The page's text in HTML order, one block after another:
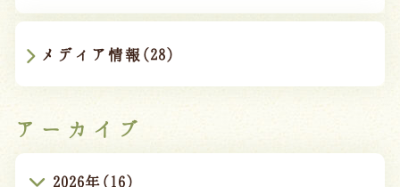
メディア情報(28)
アーカイブ
2026年(16)